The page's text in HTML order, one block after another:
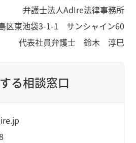
弁護士法人AdIre法律事務所
区東池袋3-1-1 サンシャイン60
代表社員弁護士 鈴木 淳巳
る相談窓口